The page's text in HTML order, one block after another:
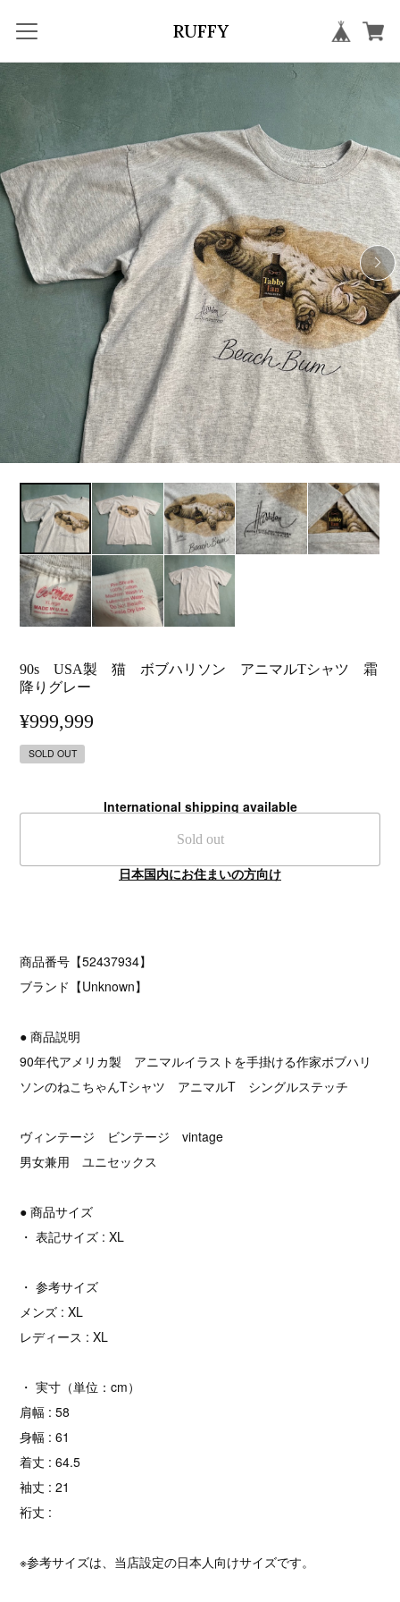
RUFFY
90s USA製 猫 ボブハリソン アニマルTシャツ 霜
降りグレー
¥999,999
SOLD OUT
International shipping available
Sold out
日本国内にお住まいの方向け
商品番号【52437934】
ブランド【Unknown】
● 商品説明
90年代アメリカ製 アニマルイラストを手掛ける作家ボブハリ
ソンのねこちゃんTシャツ アニマルT シングルステッチ
ヴィンテージ ビンテージ vintage
男女兼用 ユニセックス
● 商品サイズ
・ 表記サイズ : XL
・ 参考サイズ
メンズ : XL
レディース : XL
・ 実寸（単位：cm）
肩幅 : 58
身幅 : 61
着丈 : 64.5
袖丈 : 21
裄丈 :
※参考サイズは、当店設定の日本人向けサイズです。